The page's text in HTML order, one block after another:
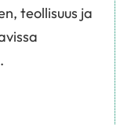
teollisuus ja